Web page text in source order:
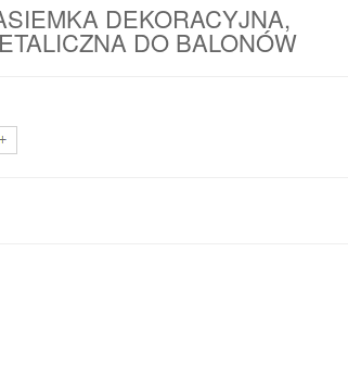
DEKORACYJNA,
DO BALONÓW